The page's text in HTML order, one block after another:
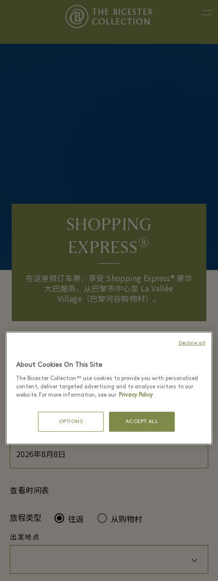
SHOPPING
EXPRESS®
在这里预订车票，享受 Shopping Express® 豪华
大巴服务，从巴黎市中心至 La Vallée
Village（巴黎河谷购物村）。
购物村
您打算什么时候到访 La Vallee Village？
旅游日期
查看时间表
旅程类型 往返 从购物村
出发地点
About Cookies On This Site
The Bicester Collection™ use cookies to provide you with personalised
content, deliver targeted advertising and to analyse visitors to our
website. For more information, see our Privacy Policy
OPTIONS ACCEPT ALL
Decline all